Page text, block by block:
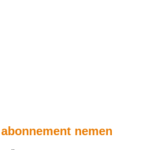
nemen